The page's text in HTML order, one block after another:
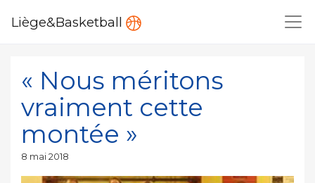
Liège&Basketball
« Nous méritons
vraiment cette
montée »
Publié
8 mai 2018